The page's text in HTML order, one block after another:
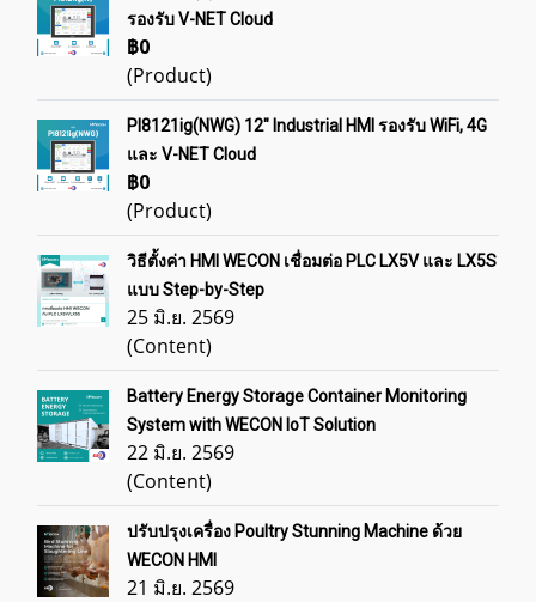
รองรับ V-NET Cloud
฿0
(Product)
PI8121ig(NWG) 12" Industrial HMI รองรับ WiFi, 4G
และ V-NET Cloud
฿0
(Product)
วิธีตั้งค่า HMI WECON เชื่อมต่อ PLC LX5V และ LX5S
แบบ Step-by-Step
25 มิ.ย. 2569
(Content)
Battery Energy Storage Container Monitoring
System with WECON IoT Solution
22 มิ.ย. 2569
(Content)
ปรับปรุงเครื่อง Poultry Stunning Machine ด้วย
WECON HMI
21 มิ.ย. 2569